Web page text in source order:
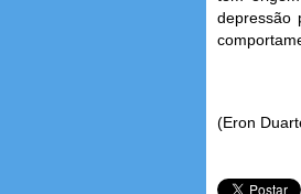
depressão
(Eron